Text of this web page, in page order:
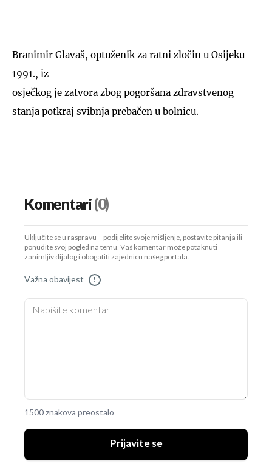
Branimir Glavaš, optuženik za ratni zločin u Osijeku
1991., iz
osječkog je zatvora zbog pogoršana zdravstvenog
stanja potkraj svibnja prebačen u bolnicu.
Komentari(0)
Uključite se u raspravu – podijelite svoje mišljenje, postavite pitanja ili
ponudite svoj pogled na temu. Vaš komentar može potaknuti
zanimljiv dijalog i obogatiti zajednicu našeg portala.
Važna obavijest !
1500 znakova preostalo
Prijavite se